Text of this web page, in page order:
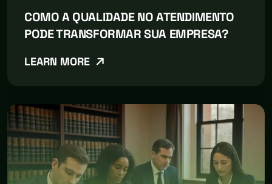
COMO A QUALIDADE NO ATENDIMENTO
PODE TRANSFORMAR SUA EMPRESA?
LEARN MORE